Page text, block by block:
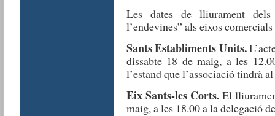
Les dates de lliurament
l’endevines” als eixos
Sants Establiments Units.
dissabte 18 de maig, a les
l’estand que l’associació tindrà
Eix Sants-les Corts. El
maig, a les 18.00 a la delegació